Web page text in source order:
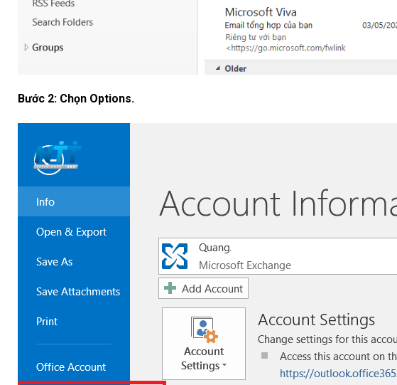
Bước 2: Chọn Options.